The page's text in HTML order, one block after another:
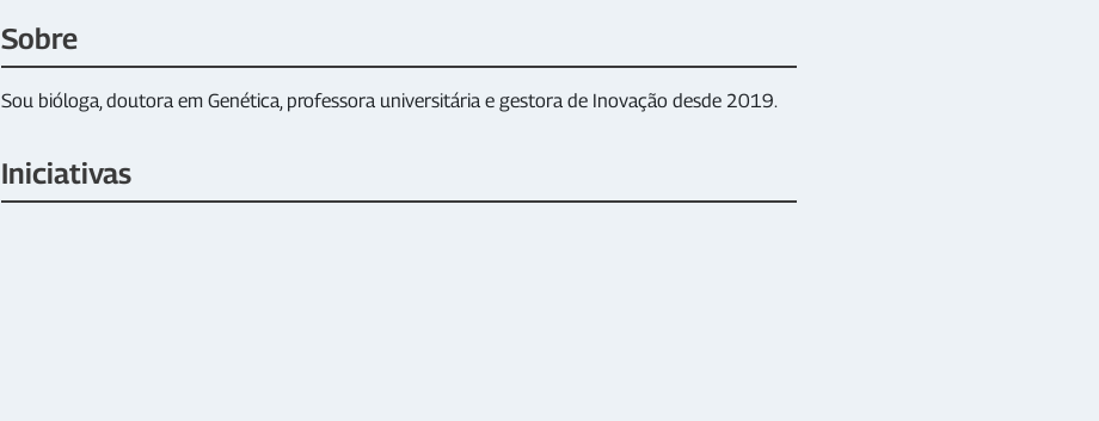
Sobre
Sou bióloga, doutora em Genética, professora universitária e gestora de Inovação desde 2019.
Iniciativas